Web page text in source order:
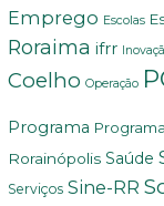
Emprego Escolas
Roraima ifrr
Coelho Operação
Programa
Rorainópolis Saúde
Serviços Sine-RR